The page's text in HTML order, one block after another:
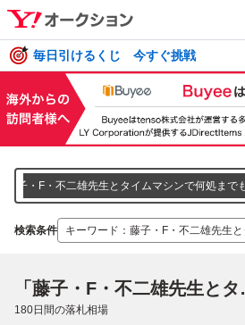
毎日引けるくじ 今すぐ挑戦
藤子・F・不二雄先生とタイムマシンで何処まで
検索条件 キーワード ： 藤子・F・不二雄先生
「藤子
180日間の落札相場